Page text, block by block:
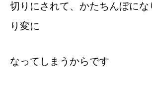
切りにされて、かたちんぼにな
り変に
なってしまうからです